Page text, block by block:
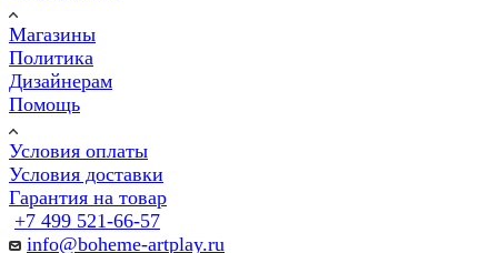
Магазины
Политика
Дизайнерам
Помощь
Условия оплаты
Условия доставки
Гарантия на товар
+7 499 521-66-57
info@boheme-artplay.ru